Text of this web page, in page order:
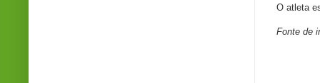
O atleta
Fonte de